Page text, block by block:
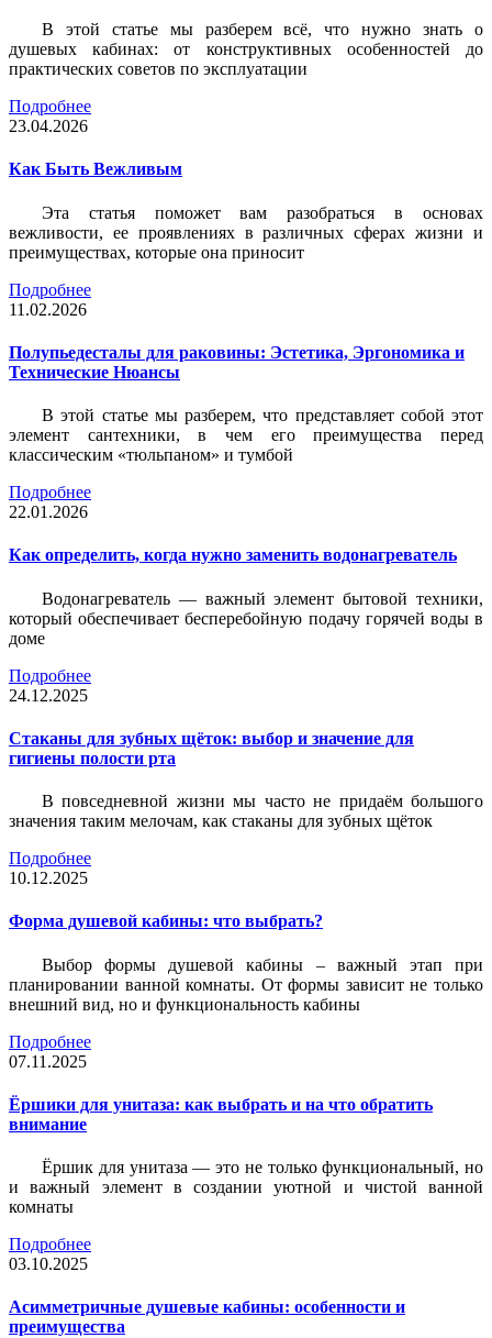
В этой статье мы разберем всё, что нужно знать о
душевых кабинах: от конструктивных особенностей до
практических советов по эксплуатации
Подробнее
23.04.2026
Как Быть Вежливым
Эта статья поможет вам разобраться в основах
вежливости, ее проявлениях в различных сферах жизни и
преимуществах, которые она приносит
Подробнее
11.02.2026
Полупьедесталы для раковины: Эстетика, Эргономика и
Технические Нюансы
В этой статье мы разберем, что представляет собой этот
элемент сантехники, в чем его преимущества перед
классическим «тюльпаном» и тумбой
Подробнее
22.01.2026
Как определить, когда нужно заменить водонагреватель
Водонагреватель — важный элемент бытовой техники,
который обеспечивает бесперебойную подачу горячей воды в
доме
Подробнее
24.12.2025
Стаканы для зубных щёток: выбор и значение для
гигиены полости рта
В повседневной жизни мы часто не придаём большого
значения таким мелочам, как стаканы для зубных щёток
Подробнее
10.12.2025
Форма душевой кабины: что выбрать?
Выбор формы душевой кабины – важный этап при
планировании ванной комнаты. От формы зависит не только
внешний вид, но и функциональность кабины
Подробнее
07.11.2025
Ёршики для унитаза: как выбрать и на что обратить
внимание
Ёршик для унитаза — это не только функциональный, но
и важный элемент в создании уютной и чистой ванной
комнаты
Подробнее
03.10.2025
Асимметричные душевые кабины: особенности и
преимущества